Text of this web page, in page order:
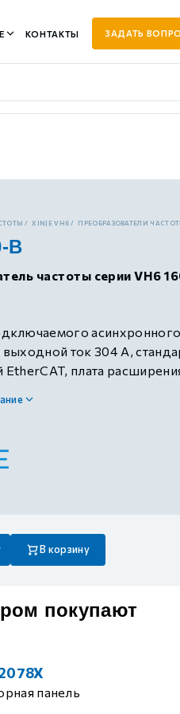
КОНТАКТЫ ЗАДАТЬ
XINJE VH6 ПРЕОБРАЗОВАТЕЛИ
B
частоты серии VH6
асинхронного
ток 304 А,
плата
аналогового ввода, 1
вывода), встроенный
В корзину
покупают
панель